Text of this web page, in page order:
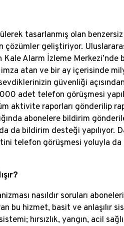
tasarlanmış olan
çözümler geliştiriyor.
Alarm İzleme Merkezi’nde
imza atan ve bir ay içerisinde
güvenliği
adet telefon görüşmesi
aktivite raporları gönderilip
abonelere bildirim
da bildirim desteği yapılıyor.
telefon görüşmesi yoluyla
nasıldır soruları
hizmet, basit ve anlaşılır
hırsızlık, yangın, acil